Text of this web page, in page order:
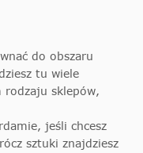
do obszaru
tu wiele
rodzaju sklepów,
jeśli chcesz
sztuki znajdziesz